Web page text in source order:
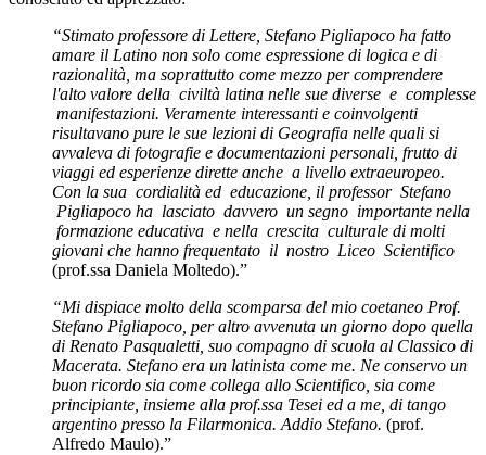
“Stimato professore di Lettere, Stefano Pigliapoco ha fatto
amare il Latino non solo come espressione di logica e di
razionalità, ma soprattutto come mezzo per comprendere
l'alto valore della civiltà latina nelle sue diverse e complesse
manifestazioni. Veramente interessanti e coinvolgenti
risultavano pure le sue lezioni di Geografia nelle quali si
avvaleva di fotografie e documentazioni personali, frutto di
viaggi ed esperienze dirette anche a livello extraeuropeo.
Con la sua cordialità ed educazione, il professor Stefano
Pigliapoco ha lasciato davvero un segno importante nella
formazione educativa e nella crescita culturale di molti
giovani che hanno frequentato il nostro Liceo Scientifico
(prof.ssa Daniela Moltedo).”
“Mi dispiace molto della scomparsa del mio coetaneo Prof.
Stefano Pigliapoco, per altro avvenuta un giorno dopo quella
di Renato Pasqualetti, suo compagno di scuola al Classico di
Macerata. Stefano era un latinista come me. Ne conservo un
buon ricordo sia come collega allo Scientifico, sia come
principiante, insieme alla prof.ssa Tesei ed a me, di tango
argentino presso la Filarmonica. Addio Stefano. (prof.
Alfredo Maulo).”